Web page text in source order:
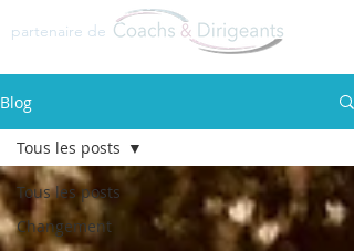
partenaire de
Blog
Tous les posts
Changement
Tous les posts